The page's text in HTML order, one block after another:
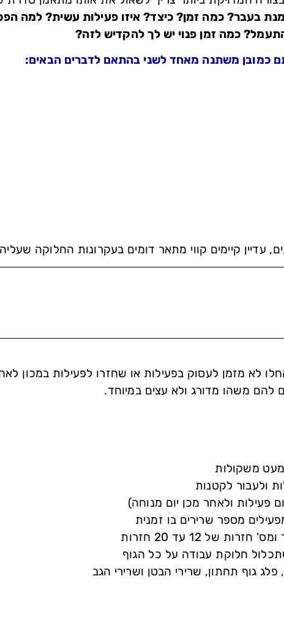
בעבר? כמה זמן? כיצד? איזו פעילות עשית? למה
כמה זמן פנוי יש לך להקדיש לזה?
כמובן משתנה מאחד לשני בהתאם לדברים הבאים:
עדיין קיימים קווי מתאר דומים בעקרונות החלוקה
לא מזמן לעסוק בפעילות או שחזרו לפעילות במכון
להם משהו מדורג ולא עצים במיוחד.
משקולות
ולעבור לקטנות
מספר שרירים בו זמנית
חלוקת עבודה על כל הגוף
פלג גוף תחתון, שרירי הבטן ושרירי הגב